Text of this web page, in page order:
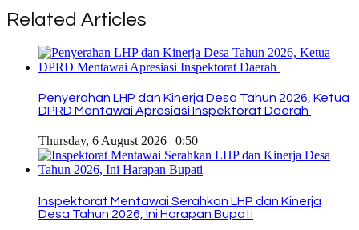
Related Articles
Penyerahan LHP dan Kinerja Desa Tahun 2026, Ketua
DPRD Mentawai Apresiasi Inspektorat Daerah
Thursday, 6 August 2026 | 0:50
Inspektorat Mentawai Serahkan LHP dan Kinerja
Desa Tahun 2026, Ini Harapan Bupati